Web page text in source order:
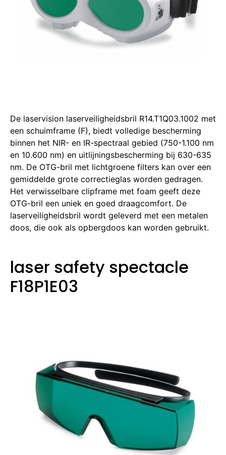
De laservision laserveiligheidsbril R14.T1Q03.1002 met
een schuimframe (F), biedt volledige bescherming
binnen het NIR- en IR-spectraal gebied (750-1.100 nm
en 10.600 nm) en uitlijningsbescherming bij 630-635
nm. De OTG-bril met lichtgroene filters kan over een
gemiddelde grote correctieglas worden gedragen.
Het verwisselbare clipframe met foam geeft deze
OTG-bril een uniek en goed draagcomfort. De
laserveiligheidsbril wordt geleverd met een metalen
doos, die ook als opbergdoos kan worden gebruikt.
laser safety spectacle
F18P1E03